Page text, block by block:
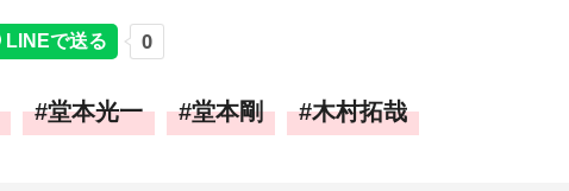
堂本光一 堂本剛 木村拓哉